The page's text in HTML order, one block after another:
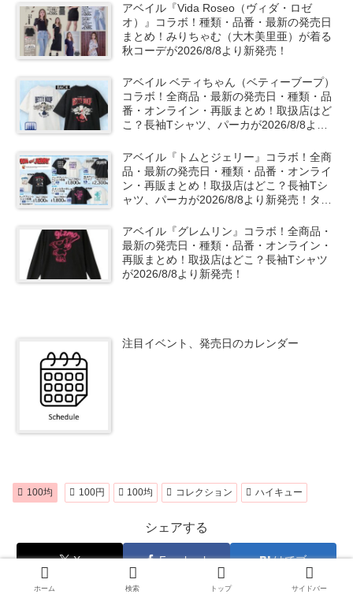
アベイル『Vida Roseo（ヴィダ・ロゼ
オ）』コラボ！種類・品番・最新の発売日
まとめ！みりちゃむ（大木美里亜）が着る
秋コーデが2026/8/8より新発売！
アベイル ベティちゃん（ベティーブープ）
コラボ！全商品・最新の発売日・種類・品
番・オンライン・再販まとめ！取扱店はど
こ？長袖Tシャツ、パーカが2026/8/8より
アベイル『トムとジェリー』コラボ！全商
品・最新の発売日・種類・品番・オンライ
ン・再販まとめ！取扱店はどこ？長袖Tシ
ャツ、パーカが2026/8/8より新発売！タフ
アベイル『グレムリン』コラボ！全商品・
最新の発売日・種類・品番・オンライン・
再販まとめ！取扱店はどこ？長袖Tシャツ
が2026/8/8より新発売！
注目イベント、発売日のカレンダー
100均 100円 100均 コレクション ハイキュー
シェアする
X Facebook はてブ
コピー
ホーム 検索 トップ サイドバー